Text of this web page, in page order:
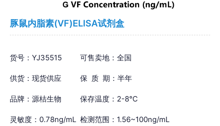
豚鼠内脂素(VF)ELISA试剂盒
货号：YJ35515 可售卖地：全国
供货：现货供应 保 质 期：半年
品牌：源桔生物 保存温度：2-8℃
灵敏度：0.78ng/mL 检测范围：1.56~100ng/mL